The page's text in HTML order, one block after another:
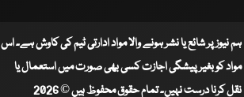
ہم نیوز پر شائع یا نشر ہونے والا مواد ادارتی ٹیم کی کاوش ہے۔ اس
مواد کو بغیر پیشگی اجازت کسی بھی صورت میں استعمال یا
نقل کرنا درست نہیں۔ تمام حقوق محفوظ ہیں © 2026